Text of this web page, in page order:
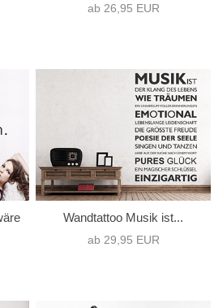
ab 26,95 EUR
Wandtattoo Musik ist...
ab 29,95 EUR